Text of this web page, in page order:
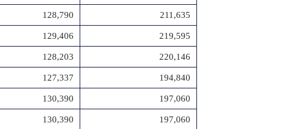
128,790 211,635
129,406 219,595
128,203 220,146
127,337 194,840
130,390 197,060
130,390 197,060